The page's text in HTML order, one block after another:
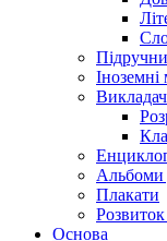
Іноземні
Альбоми
Плакати
Основа